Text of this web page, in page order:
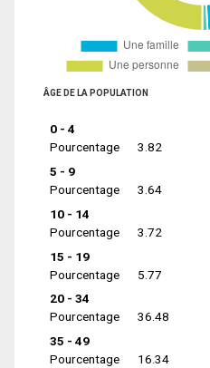
ÂGE DE LA POPULATION
0 - 4
Pourcentage
3.82
5 - 9
Pourcentage
3.64
10 - 14
Pourcentage
3.72
15 - 19
Pourcentage
5.77
20 - 34
Pourcentage
36.48
35 - 49
Pourcentage
16.34